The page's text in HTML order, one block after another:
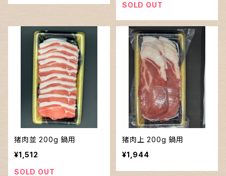
SOLD OUT
猪肉並 200g 鍋用
¥1,512
SOLD OUT
猪肉上 200g 鍋用
¥1,944